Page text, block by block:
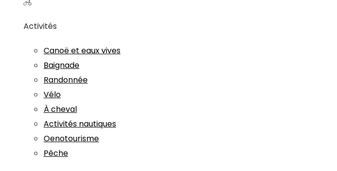
Activités
Canoë et eaux vives
Baignade
Randonnée
Vélo
À cheval
Activités nautiques
Oenotourisme
Pêche